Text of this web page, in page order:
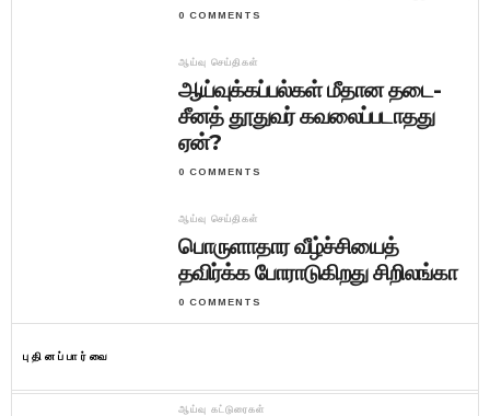
0 COMMENTS
ஆய்வு செய்திகள்
ஆய்வுக்கப்பல்கள் மீதான தடை-
சீனத் தூதுவர் கவலைப்படாதது
ஏன்?
0 COMMENTS
ஆய்வு செய்திகள்
பொருளாதார வீழ்ச்சியைத்
தவிர்க்க போராடுகிறது சிறிலங்கா
0 COMMENTS
புதினப்பார்வை
ஆய்வு கட்டுரைகள்